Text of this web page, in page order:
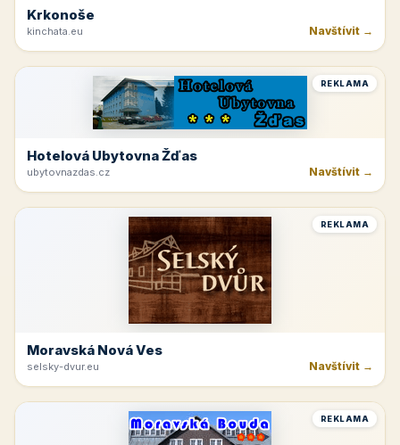
Krkonoše
kinchata.eu Navštívit →
REKLAMA
Hotelová Ubytovna Žďas
ubytovnazdas.cz Navštívit →
REKLAMA
Moravská Nová Ves
selsky-dvur.eu Navštívit →
REKLAMA